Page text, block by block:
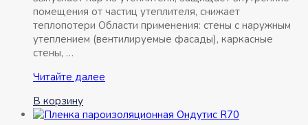
помещения от частиц утеплителя, снижает
теплопотери Области применения: стены с наружным
утеплением (вентилируемые фасады), каркасные
стены, …
Пленка
влагозащитная
Ондутис
Читайте далее
В корзину